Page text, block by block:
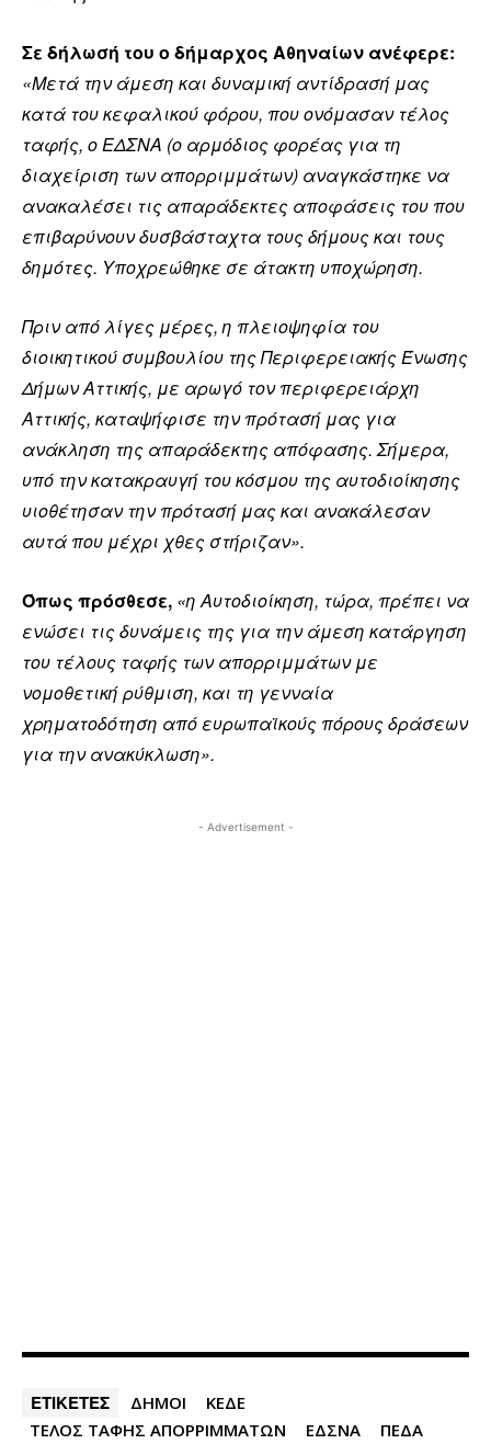
Σε δήλωσή του ο δήμαρχος Αθηναίων ανέφερε:
«Μετά την άμεση και δυναμική αντίδρασή μας
κατά του κεφαλικού φόρου, που ονόμασαν τέλος
ταφής, ο ΕΔΣΝΑ (ο αρμόδιος φορέας για τη
διαχείριση των απορριμμάτων) αναγκάστηκε να
ανακαλέσει τις απαράδεκτες αποφάσεις του που
επιβαρύνουν δυσβάσταχτα τους δήμους και τους
δημότες. Υποχρεώθηκε σε άτακτη υποχώρηση.
Πριν από λίγες μέρες, η πλειοψηφία του
διοικητικού συμβουλίου της Περιφερειακής Ένωσης
Δήμων Αττικής, με αρωγό τον περιφερειάρχη
Αττικής, καταψήφισε την πρότασή μας για
ανάκληση της απαράδεκτης απόφασης. Σήμερα,
υπό την κατακραυγή του κόσμου της αυτοδιοίκησης
υιοθέτησαν την πρότασή μας και ανακάλεσαν
αυτά που μέχρι χθες στήριζαν».
Όπως πρόσθεσε, «η Αυτοδιοίκηση, τώρα, πρέπει να
ενώσει τις δυνάμεις της για την άμεση κατάργηση
του τέλους ταφής των απορριμμάτων με
νομοθετική ρύθμιση, και τη γενναία
χρηματοδότηση από ευρωπαϊκούς πόρους δράσεων
για την ανακύκλωση».
- Advertisement -
ΕΤΙΚΕΤΕΣ ΔΗΜΟΙ
ΚΕΔΕ
ΤΕΛΟΣ ΤΑΦΗΣ ΑΠΟΡΡΙΜΜΑΤΩΝ
ΕΔΣΝΑ ΠΕΔΑ